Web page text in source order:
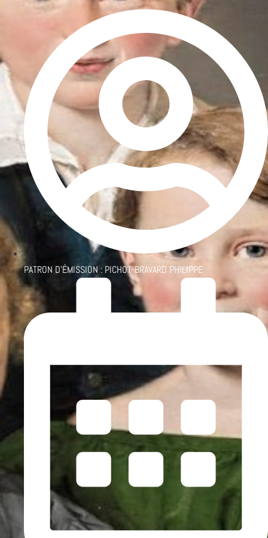
PATRON D'ÉMISSION : PICHOT-BRAVARD PHILIPPE